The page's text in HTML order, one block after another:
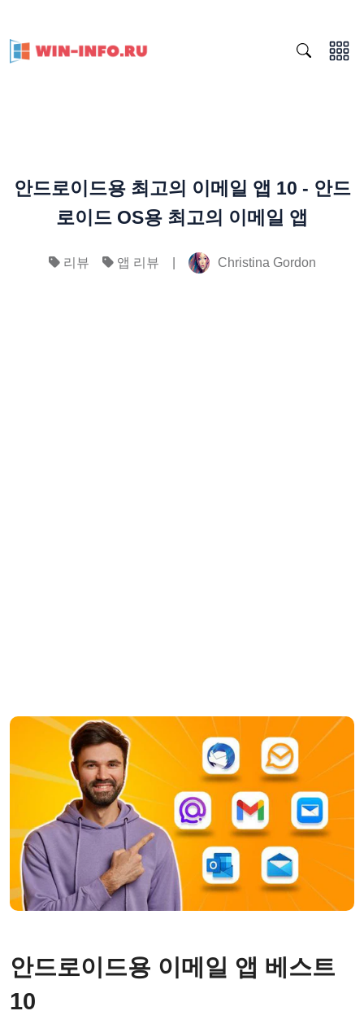
안드로이드용 최고의 이메일 앱 10 - 안드
로이드 OS용 최고의 이메일 앱
리뷰 앱 리뷰 Christina Gordon
안드로이드용 이메일 앱 베스트
10